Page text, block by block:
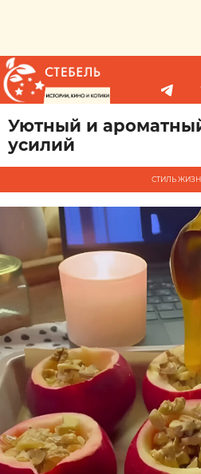
Уютный и
усилий
СТИЛЬ